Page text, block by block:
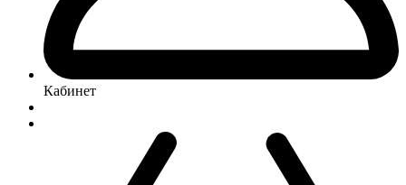
Кабинет